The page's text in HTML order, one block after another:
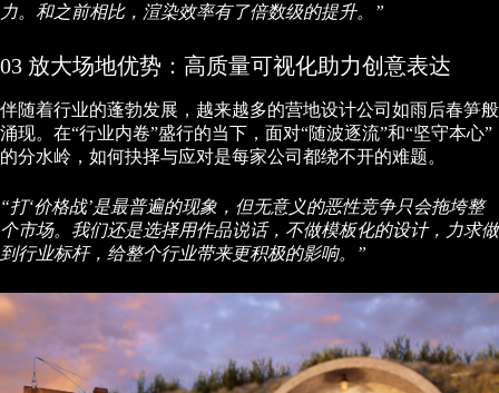
力。和之前相比，渲染效率有了倍数级的提升。”
03 放大场地优势：高质量可视化助力创意表达
伴随着行业的蓬勃发展，越来越多的营地设计公司如雨后春笋般
涌现。在“行业内卷”盛行的当下，面对“随波逐流”和“坚守本心”
的分水岭，如何抉择与应对是每家公司都绕不开的难题。
“打‘价格战’是最普遍的现象，但无意义的恶性竞争只会拖垮整
个市场。我们还是选择用作品说话，不做模板化的设计，力求做
到行业标杆，给整个行业带来更积极的影响。”